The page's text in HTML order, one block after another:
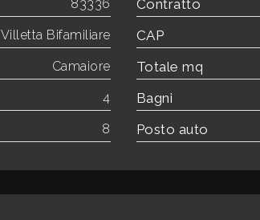
83336 Contratto
Villetta Bifamiliare CAP
Camaiore Totale mq
4 Bagni
8 Posto auto